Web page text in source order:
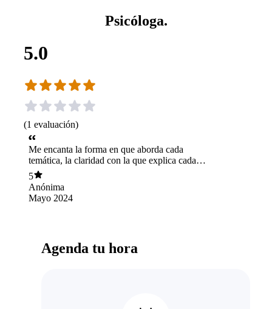
Psicóloga.
5.0
(1 evaluación)
Me encanta la forma en que aborda cada
temática, la claridad con la que explica cada
situación, donde te deja reflexionando para que
puedas avanzar en tu crecimiento personal. Me
encanta que sea una profesional que te
acompaña en tu proceso y ama lo que hace. Más
5
Anónima
Mayo 2024
Agenda tu hora